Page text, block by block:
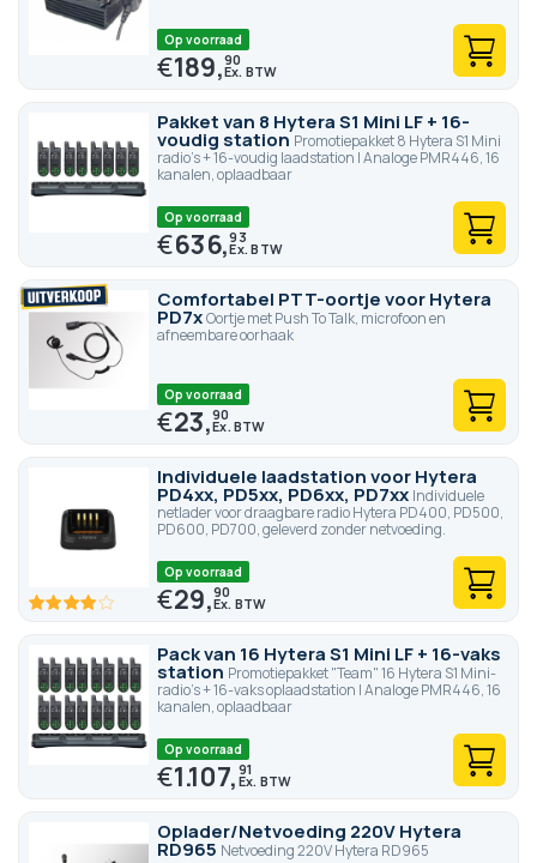
Op voorraad
€189,90
Pakket van 8 Hytera S1 Mini LF + 16-
voudig stationPromotiepakket 8 Hytera S1 Mini
radio's + 16-voudig laadstation | Analoge PMR446, 16
kanalen, oplaadbaar
Op voorraad
€636,93
Comfortabel PTT-oortje voor Hytera
PD7xOortje met Push To Talk, microfoon en
afneembare oorhaak
Op voorraad
€23,90
Individuele laadstation voor Hytera
PD4xx, PD5xx, PD6xx, PD7xx Individuele
netlader voor draagbare radio Hytera PD400, PD500,
PD600, PD700, geleverd zonder netvoeding.
80 100
Op voorraad
€29,90
Pack van 16 Hytera S1 Mini LF + 16-vaks
station Promotiepakket "Team" 16 Hytera S1 Mini-
radio's + 16-vaks oplaadstation | Analoge PMR446, 16
kanalen, oplaadbaar
Op voorraad
€1.107,91
Oplader/Netvoeding 220V Hytera
RD965 Netvoeding 220V Hytera RD965